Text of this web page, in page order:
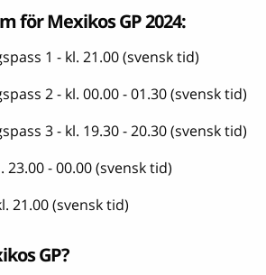
för Mexikos GP 2024:
1 - kl. 21.00 (svensk tid)
2 - kl. 00.00 - 01.30 (svensk tid)
3 - kl. 19.30 - 20.30 (svensk tid)
- 00.00 (svensk tid)
21.00 (svensk tid)
GP?